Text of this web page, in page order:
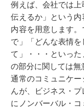
例えば、会社では
伝えるか」という
内容を用意します
で」「どんな表情
て」・・・といっ
の部分に関しては
通常のコミュニケ
んが、ビジネス・
にノンバーバル・